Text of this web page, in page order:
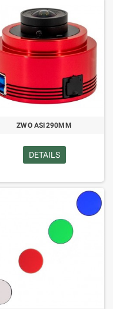
ZWO ASI290MM
DETAILS